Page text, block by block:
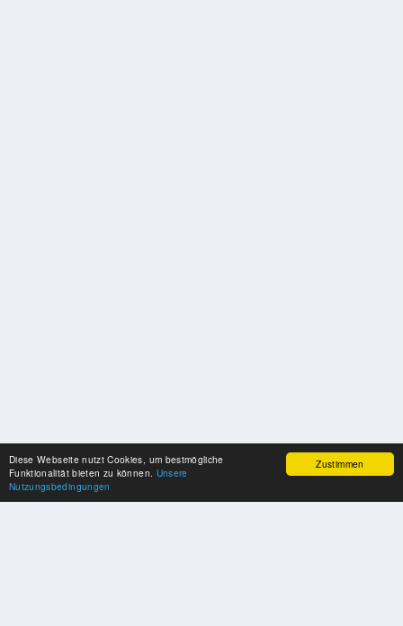
Zustimmen
Diese Webseite nutzt Cookies, um bestmögliche
Funktionalität bieten zu können. Unsere
Nutzungsbedingungen